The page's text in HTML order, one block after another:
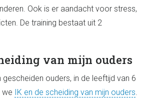
Ook is er aandacht voor stress,
De training bestaat uit 2
van mijn ouders
ouders, in de leeftijd van 6
we IK en de scheiding van mijn ouders.